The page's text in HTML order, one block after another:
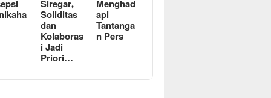
Siregar,
Soliditas
dan
Kolaboras
i Jadi
Priori…
Menghad
api
Tantanga
n Pers